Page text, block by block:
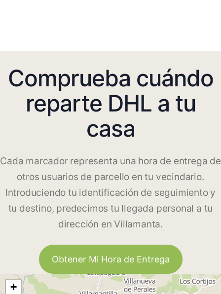
Comprueba cuándo
reparte DHL a tu
casa
Cada marcador representa una hora de entrega de
otros usuarios de parcello en tu vecindario.
Introduciendo tu identificación de seguimiento y
tu destino, predecimos tu llegada personal a tu
dirección en Villamanta.
Obtener Mi Hora de Entrega
+